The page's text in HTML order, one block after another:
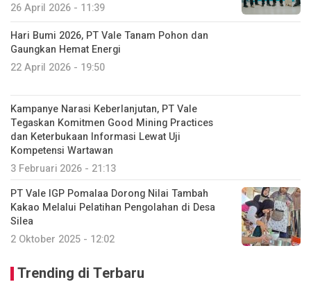
26 April 2026 - 11:39
Hari Bumi 2026, PT Vale Tanam Pohon dan
Gaungkan Hemat Energi
22 April 2026 - 19:50
Kampanye Narasi Keberlanjutan, PT Vale
Tegaskan Komitmen Good Mining Practices
dan Keterbukaan Informasi Lewat Uji
Kompetensi Wartawan
3 Februari 2026 - 21:13
PT Vale IGP Pomalaa Dorong Nilai Tambah
Kakao Melalui Pelatihan Pengolahan di Desa
Silea
2 Oktober 2025 - 12:02
Trending di Terbaru